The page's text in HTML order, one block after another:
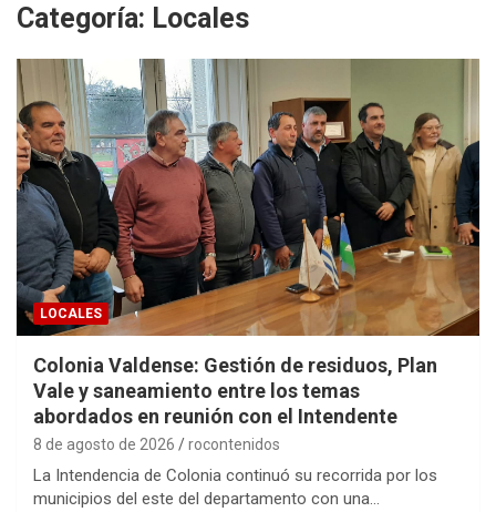
Categoría: Locales
LOCALES
Colonia Valdense: Gestión de residuos, Plan
Vale y saneamiento entre los temas
abordados en reunión con el Intendente
8 de agosto de 2026 rocontenidos
La Intendencia de Colonia continuó su recorrida por los
municipios del este del departamento con una…